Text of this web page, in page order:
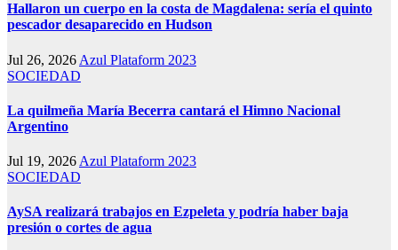
Hallaron un cuerpo en la costa de Magdalena: sería el quinto
pescador desaparecido en Hudson
Jul 26, 2026 Azul Plataform 2023
SOCIEDAD
La quilmeña María Becerra cantará el Himno Nacional
Argentino
Jul 19, 2026 Azul Plataform 2023
SOCIEDAD
AySA realizará trabajos en Ezpeleta y podría haber baja
presión o cortes de agua